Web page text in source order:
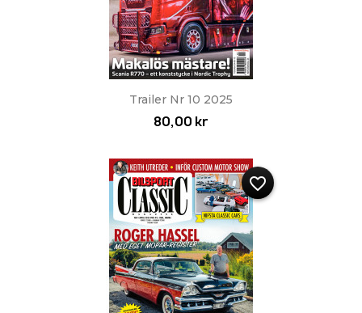
Trailer Nr 10 2025
80,00 kr
favorite_border